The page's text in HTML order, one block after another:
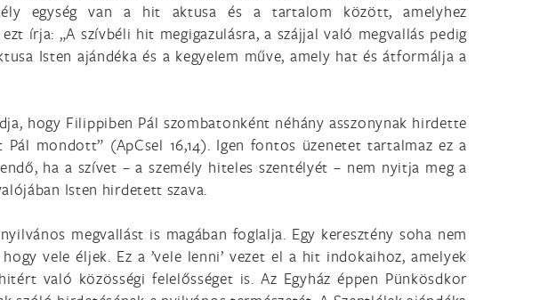
egység van a hit aktusa és a tartalom között, amelyhez
írja: „A szívbéli hit megigazulásra, a szájjal való megvallás pedig
Isten ajándéka és a kegyelem műve, amely hat és átformálja a
hogy Filippiben Pál szombatonként néhány asszonynak hirdette
mondott” (ApCsel 16,14). Igen fontos üzenetet tartalmaz ez a
ha a szívet – a személy hiteles szentélyét – nem nyitja meg a
Isten hirdetett szava.
megvallást is magában foglalja. Egy keresztény soha nem
vele éljek. Ez a ’vele lenni’ vezet el a hit indokaihoz, amelyek
való közösségi felelősséget is. Az Egyház éppen Pünkösdkor